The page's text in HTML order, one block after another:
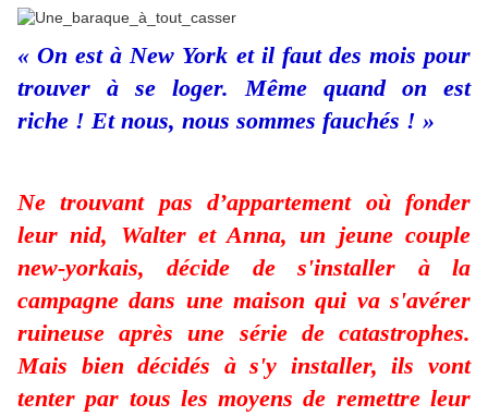
« On est à New York et il faut des mois pour
trouver à se loger. Même quand on est
riche ! Et nous, nous sommes fauchés ! »
Ne trouvant pas d’appartement où fonder
leur nid, Walter et Anna, un jeune couple
new-yorkais, décide de s'installer à la
campagne dans une maison qui va s'avérer
ruineuse après une série de catastrophes.
Mais bien décidés à s'y installer, ils vont
tenter par tous les moyens de remettre leur